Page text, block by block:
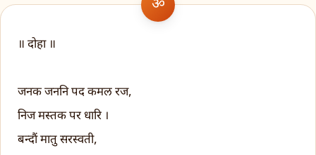
॥ दोहा ॥
जनक जननि पद कमल रज,
निज मस्तक पर धारि ।
बन्दौं मातु सरस्वती,